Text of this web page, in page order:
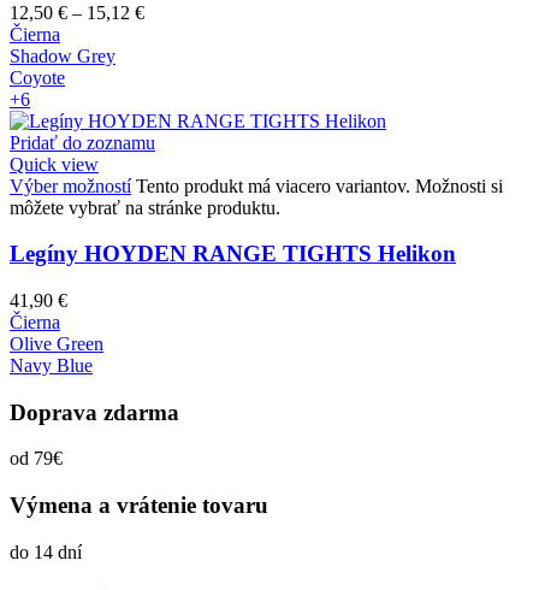
12,50 € – 15,12 €
Čierna
Shadow Grey
Coyote
+6
Pridať do zoznamu
Quick view
Výber možností Tento produkt má viacero variantov. Možnosti si
môžete vybrať na stránke produktu.
Legíny HOYDEN RANGE TIGHTS Helikon
41,90 €
Čierna
Olive Green
Navy Blue
Doprava zdarma
od 79€
Výmena a vrátenie tovaru
do 14 dní